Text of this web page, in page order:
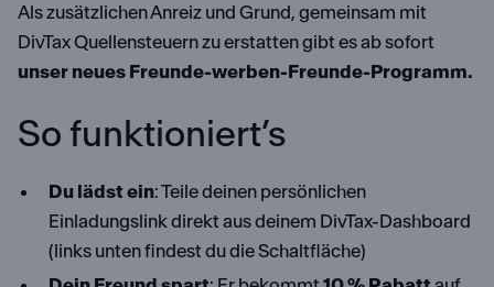
Als zusätzlichen Anreiz und Grund, gemeinsam mit
DivTax Quellensteuern zu erstatten gibt es ab sofort
unser neues Freunde-werben-Freunde-Programm.
So funktioniert’s
Du lädst ein: Teile deinen persönlichen
Einladungslink direkt aus deinem DivTax-Dashboard
(links unten findest du die Schaltfläche)